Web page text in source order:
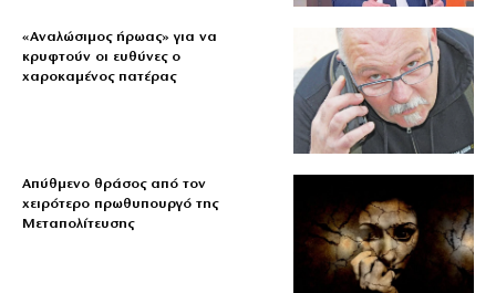
«Aναλώσιμος ήρωας» για να
κρυφτούν οι ευθύνες ο
χαροκαμένος πατέρας
Απύθμενο θράσος από τον
χειρότερο πρωθυπουργό της
Μεταπολίτευσης